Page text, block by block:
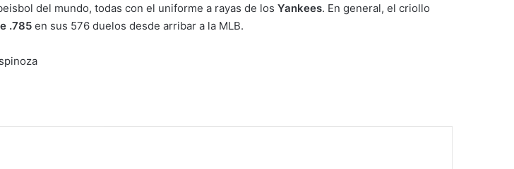
del mundo, todas con el uniforme a rayas de los Yankees. En general, el criollo
.785 en sus 576 duelos desde arribar a la MLB.